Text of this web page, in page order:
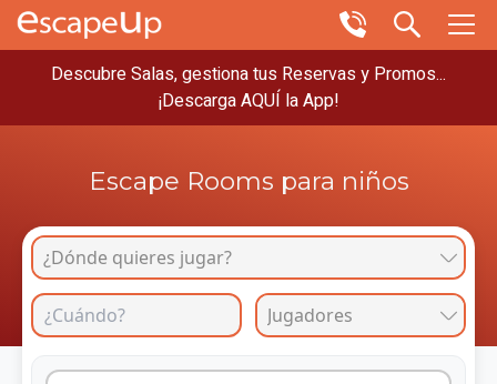
Descubre Salas, gestiona tus Reservas y Promos...
¡Descarga AQUÍ la App!
Escape Rooms para niños